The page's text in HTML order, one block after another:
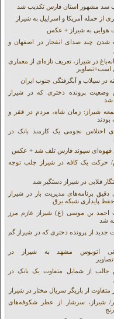
سد مشهور استان فارس تکذیب شد
از حمله آمریکا و اسراییل به شیراز
هوایی به شیراز + عکس
شدن چند صدای انفجار در اصفهان و
در شیراز، تعریف تازه‌ای از معماری
است+تصاویر
وضعیت پرونده دختری که در شیراز
شد
شیراز: زمان شاه، مردم در فقر و
بودند
اختلاس نجومی یک کارمند بانک در
سیوند فارس تلف شد + عکس
حرکت یک کافه در شیراز جلب توجه
قلابی در شیراز دستگیر شد
دقیق برنامه‌های مدیریت بار در شیراز
پایداری شبکه برق
احمد بن موسی (ع) شیراز عازم مرز
شد
جدید از پرونده دختری که در شیراز گم
اتوبوس مشهد به شیراز در
از شمایل متفاوت یک بانک در
متفاوت از بازیگر سریال مختار در شیراز
شیراز، سرشار از عطر شکوفه‌های